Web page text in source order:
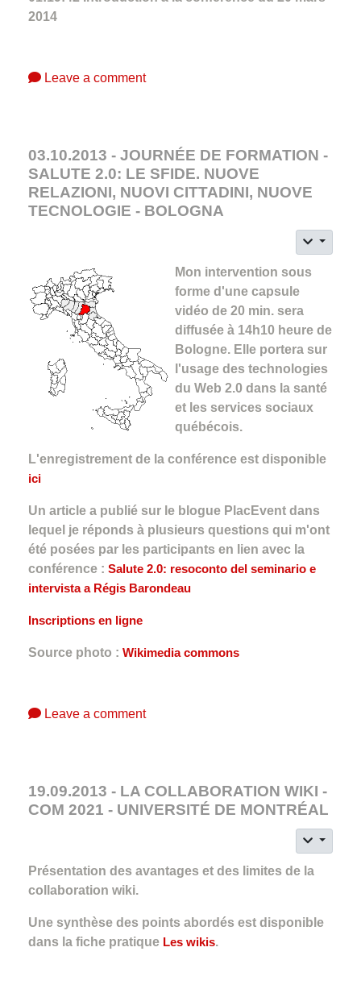
2014
Leave a comment
03.10.2013 - JOURNÉE DE FORMATION -
SALUTE 2.0: LE SFIDE. NUOVE
RELAZIONI, NUOVI CITTADINI, NUOVE
TECNOLOGIE - BOLOGNA
Mon intervention sous
forme d'une capsule
vidéo de 20 min. sera
diffusée à 14h10 heure de
Bologne. Elle portera sur
l'usage des technologies
du Web 2.0 dans la santé
et les services sociaux
québécois.
L'enregistrement de la conférence est disponible
ici
Un article a publié sur le blogue PlacEvent dans
lequel je réponds à plusieurs questions qui m'ont
été posées par les participants en lien avec la
conférence : Salute 2.0: resoconto del seminario e
intervista a Régis Barondeau
Inscriptions en ligne
Source photo : Wikimedia commons
Leave a comment
19.09.2013 - LA COLLABORATION WIKI -
COM 2021 - UNIVERSITÉ DE MONTRÉAL
Présentation des avantages et des limites de la
collaboration wiki.
Une synthèse des points abordés est disponible
dans la fiche pratique Les wikis.